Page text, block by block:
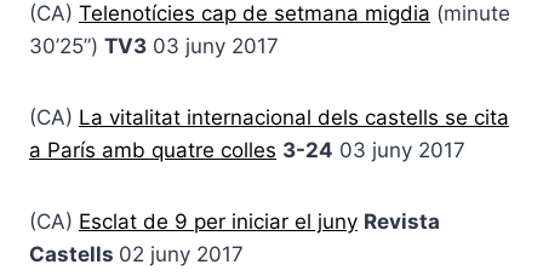
(CA) Telenotícies cap de setmana migdia (minute
30’25”) TV3 03 juny 2017
(CA) La vitalitat internacional dels castells se cita
a París amb quatre colles 3-24 03 juny 2017
(CA) Esclat de 9 per iniciar el juny Revista
Castells 02 juny 2017